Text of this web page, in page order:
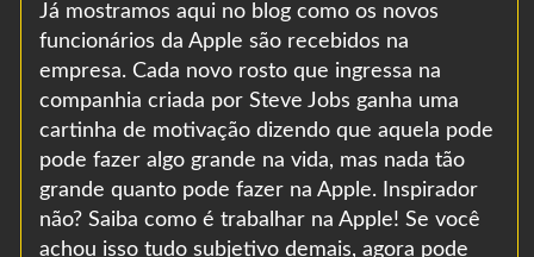
Já mostramos aqui no blog como os novos
funcionários da Apple são recebidos na
empresa. Cada novo rosto que ingressa na
companhia criada por Steve Jobs ganha uma
cartinha de motivação dizendo que aquela pode
pode fazer algo grande na vida, mas nada tão
grande quanto pode fazer na Apple. Inspirador
não? Saiba como é trabalhar na Apple! Se você
achou isso tudo subjetivo demais, agora pode